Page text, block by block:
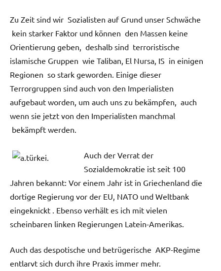
Zu Zeit sind wir Sozialisten auf Grund unser Schwäche
kein starker Faktor und können den Massen keine
Orientierung geben, deshalb sind terroristische
islamische Gruppen wie Taliban, El Nursa, IS in einigen
Regionen so stark geworden. Einige dieser
Terrorgruppen sind auch von den Imperialisten
aufgebaut worden, um auch uns zu bekämpfen, auch
wenn sie jetzt von den Imperialisten manchmal
bekämpft werden.
Auch der Verrat der
Sozialdemokratie ist seit 100
Jahren bekannt: Vor einem Jahr ist in Griechenland die
dortige Regierung vor der EU, NATO und Weltbank
eingeknickt . Ebenso verhält es ich mit vielen
scheinbaren linken Regierungen Latein-Amerikas.
Auch das despotische und betrügerische AKP-Regime
entlarvt sich durch ihre Praxis immer mehr.